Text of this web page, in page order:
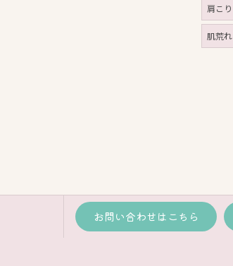
肩こり
肌荒れ
お問い合わせはこちら